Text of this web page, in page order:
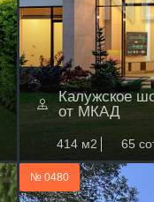
Калужское
от МКАД
414 м2 65
№ 0480